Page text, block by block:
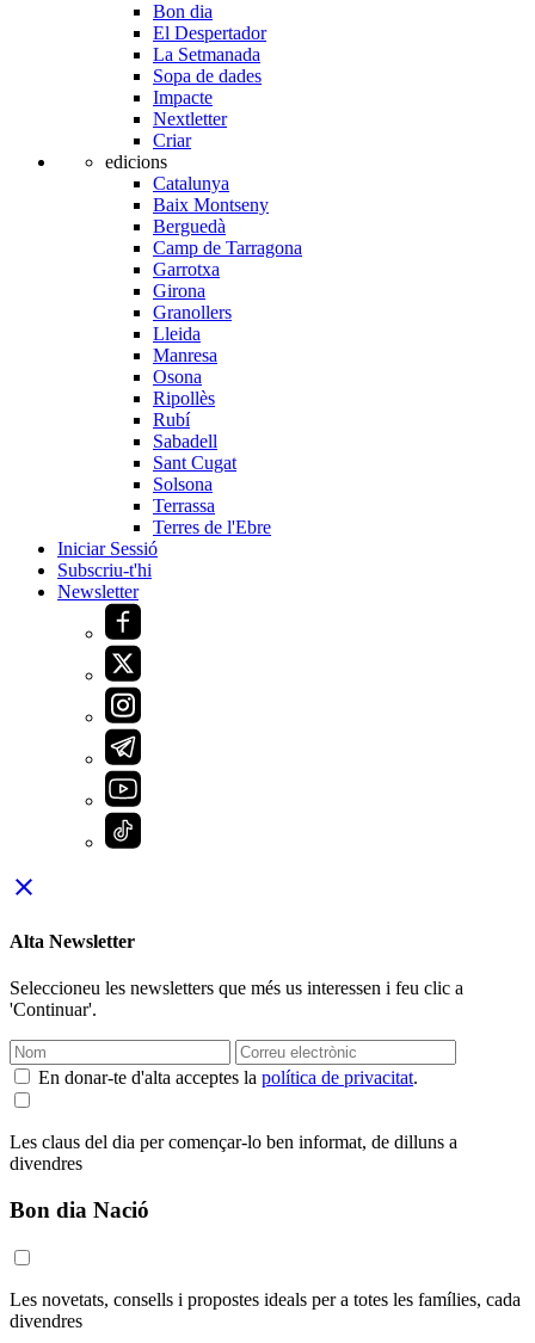
Bon dia
El Despertador
La Setmanada
Sopa de dades
Impacte
Nextletter
Criar
edicions
Catalunya
Baix Montseny
Berguedà
Camp de Tarragona
Garrotxa
Girona
Granollers
Lleida
Manresa
Osona
Ripollès
Rubí
Sabadell
Sant Cugat
Solsona
Terrassa
Terres de l'Ebre
Iniciar Sessió
Subscriu-t'hi
Newsletter
close
Alta Newsletter
Seleccioneu les newsletters que més us interessen i feu clic a
'Continuar'.
En donar-te d'alta acceptes la política de privacitat.
Les claus del dia per començar-lo ben informat, de dilluns a
divendres
Bon dia Nació
Les novetats, consells i propostes ideals per a totes les famílies, cada
divendres